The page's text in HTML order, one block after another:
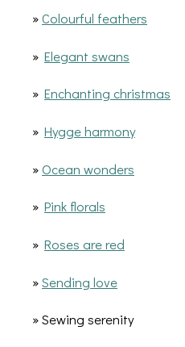
»Colourful feathers
» Elegant swans
» Enchanting christmas
» Hygge harmony
»Ocean wonders
» Pink florals
» Roses are red
»Sending love
» Sewing serenity